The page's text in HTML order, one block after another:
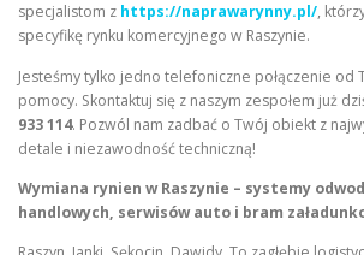
specjalistom z https://naprawarynny.pl/,
specyfikę rynku komercyjnego w Raszynie.
Jesteśmy tylko jedno telefoniczne połączenie
pomocy. Skontaktuj się z naszym zespołem już
933 114. Pozwól nam zadbać o Twój obiekt z
detale i niezawodność techniczną!
Wymiana rynien w Raszynie – systemy
handlowych, serwisów auto i bram